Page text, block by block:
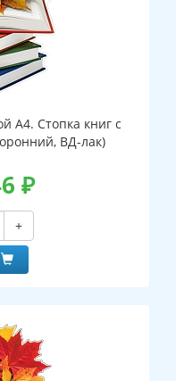
А4. Стопка книг с
ВД-лак)
₽
+